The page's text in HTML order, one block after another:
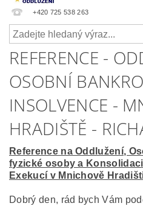
+420 725 538 263
REFERENCE -
OSOBNÍ
INSOLVENCE -
HRADIŠTĚ -
Reference na Oddlužení,
fyzické osoby a
Exekucí v Mnichově
Dobrý den, rád bych Vám